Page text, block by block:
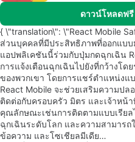
ดาวน์โหลดฟ
{ \"translation\": \"React Mobile
ส่วนบุคคลที่มีประสิทธิภาพที่ออกแบ
แอปพลิเคชันนี้ร่วมกับปุ่มกดฉุกเฉิน
การแจ้งเตือนฉุกเฉินไปยังที่กว้างโด
ของพวกเขา โดยการแชร์ตำแหน่งแ
React Mobile จะช่วยเสริมความป
ติดต่อกับครอบครัว มิตร และเจ้าหน้
คุณลักษณะเช่นการติดตามแบบเรีย
ฉุกเฉินระดับโลก และความสามารถ
ข้อความ และโซเชียลมีเดีย…